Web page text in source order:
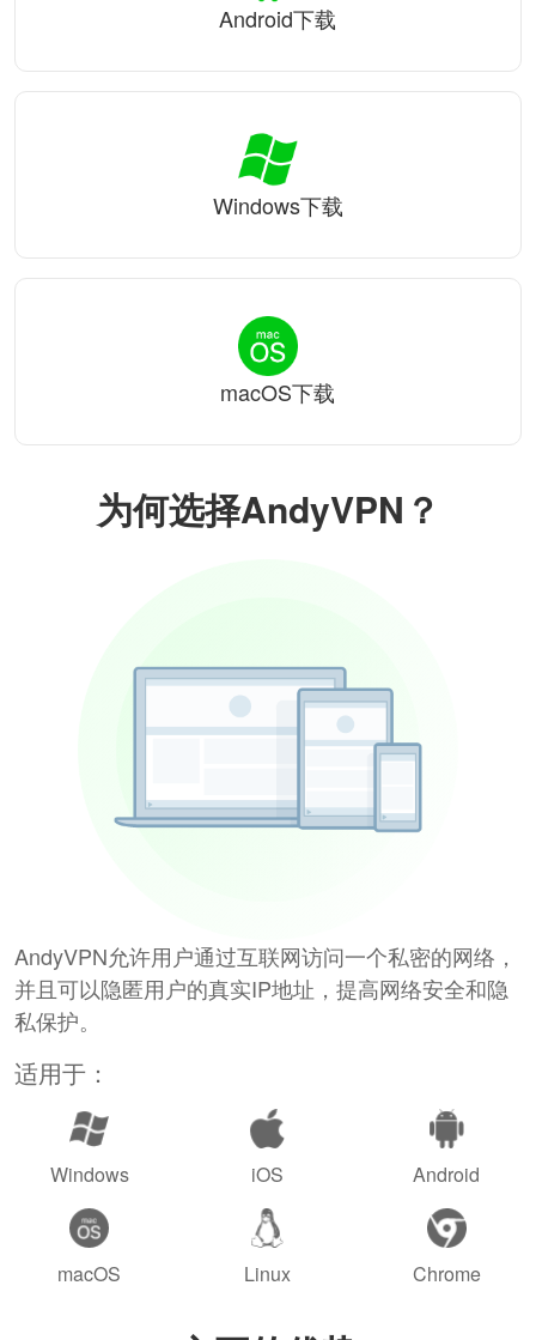
为何选择AndyVPN？
AndyVPN允许用户通过互联网访问一个私密的网络，
并且可以隐匿用户的真实IP地址，提高网络安全和隐
私保护。
适用于：
Windows iOS Android
macOS Linux Chrome
Android下载
Windows下载
macOS下载